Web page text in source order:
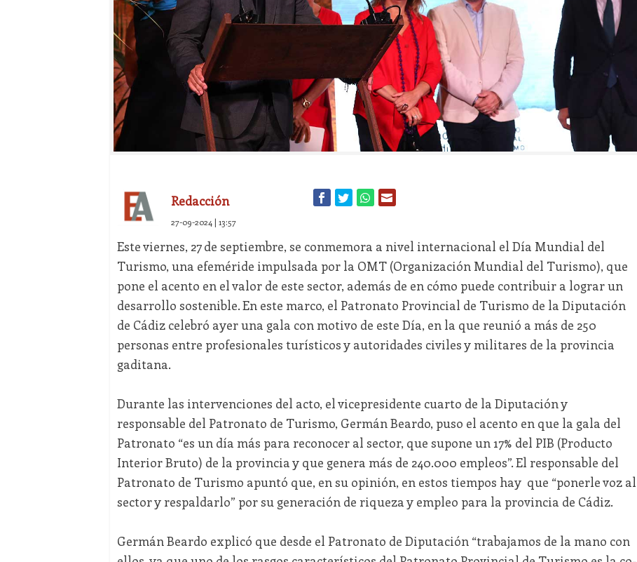
Redacción
27-09-2024 | 13:57
Este viernes, 27 de septiembre, se conmemora a nivel internacional el Día Mundial del
Turismo, una efeméride impulsada por la OMT (Organización Mundial del Turismo), que
pone el acento en el valor de este sector, además de en cómo puede contribuir a lograr un
desarrollo sostenible. En este marco, el Patronato Provincial de Turismo de la Diputación
de Cádiz celebró ayer una gala con motivo de este Día, en la que reunió a más de 250
personas entre profesionales turísticos y autoridades civiles y militares de la provincia
gaditana.
Durante las intervenciones del acto, el vicepresidente cuarto de la Diputación y
responsable del Patronato de Turismo, Germán Beardo, puso el acento en que la gala del
Patronato “es un día más para reconocer al sector, que supone un 17% del PIB (Producto
Interior Bruto) de la provincia y que genera más de 240.000 empleos”. El responsable del
Patronato de Turismo apuntó que, en su opinión, en estos tiempos hay que “ponerle voz al
sector y respaldarlo” por su generación de riqueza y empleo para la provincia de Cádiz.
Germán Beardo explicó que desde el Patronato de Diputación “trabajamos de la mano con